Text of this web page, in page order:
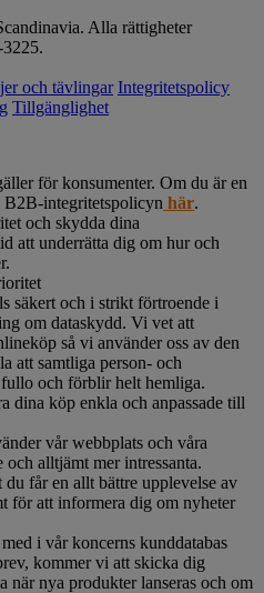
Alla rättigheter
och tävlingar Integritetspolicy
Tillgänglighet
för konsumenter. Om du är en
B2B-integritetspolicyn här.
och skydda dina
att underrätta dig om hur och
säkert och i strikt förtroende i
om dataskydd. Vi vet att
så vi använder oss av den
att samtliga person- och
och förblir helt hemliga.
dina köp enkla och anpassade till
vår webbplats och våra
alltjämt mer intressanta.
får en allt bättre upplevelse av
för att informera dig om nyheter
i vår koncerns kunddatabas
kommer vi att skicka dig
när nya produkter lanseras och om